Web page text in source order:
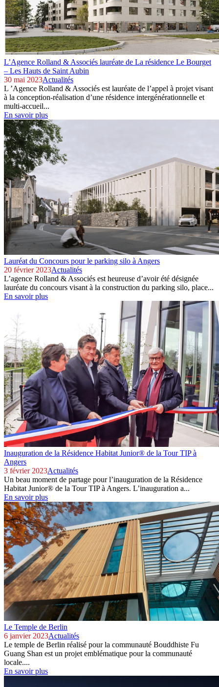
L’Agence Rolland & Associés lauréate de La résidence Le Bourget
– Les Hauts de Saint Aubin
30 mai 2023Actualités
L ’Agence Rolland & Associés est lauréate de l’appel à projet visant
à la conception-réalisation d’une résidence intergénérationnelle et
multi-accueil...
En savoir plus
Lauréat du Concours pour le parking silo à Angers
20 février 2023Actualités
L’agence Rolland & Associés est heureuse d’avoir été désignée
lauréate du concours visant à la construction du parking silo, place...
En savoir plus
Inauguration de la Résidence Habitat Junior® de la Tour TIP à
Angers
3 février 2023Actualités
Un beau moment de partage pour l’inauguration de la Résidence
Habitat Junior® de la Tour TIP à Angers. L’inauguration a...
En savoir plus
Le Temple de Berlin
6 janvier 2023Actualités
Le temple de Berlin réalisé pour la communauté Bouddhiste Fu
Guang Shan est un projet emblématique pour la communauté
locale....
En savoir plus